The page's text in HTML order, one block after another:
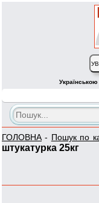
Українською
ГОЛОВНА - Пошук по
штукатурка 25кг